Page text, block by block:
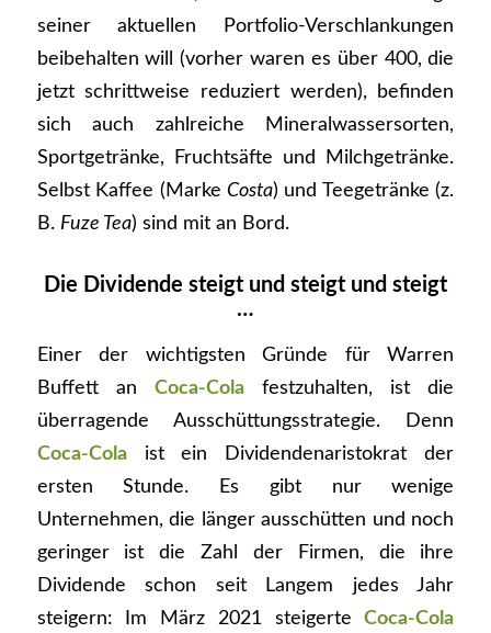
seiner aktuellen Portfolio-Verschlankungen
beibehalten will (vorher waren es über 400, die
jetzt schrittweise reduziert werden), befinden
sich auch zahlreiche Mineralwassersorten,
Sportgetränke, Fruchtsäfte und Milchgetränke.
Selbst Kaffee (Marke Costa) und Teegetränke (z.
B. Fuze Tea) sind mit an Bord.
Die Dividende steigt und steigt und steigt
…
Einer der wichtigsten Gründe für Warren
Buffett an Coca-Colafestzuhalten, ist die
überragende Ausschüttungsstrategie. Denn
Coca-Colaist ein Dividendenaristokrat der
ersten Stunde. Es gibt nur wenige
Unternehmen, die länger ausschütten und noch
geringer ist die Zahl der Firmen, die ihre
Dividende schon seit Langem jedes Jahr
steigern: Im März 2021 steigerteCoca-Cola